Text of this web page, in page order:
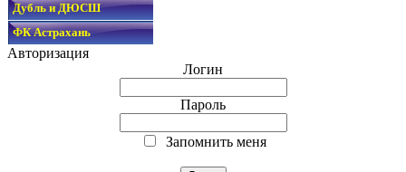
Дубль и ДЮСШ
ФК Астрахань
Авторизация
Логин
Пароль
Запомнить меня